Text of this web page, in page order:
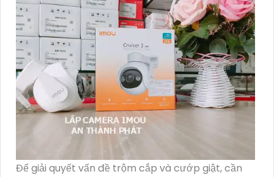
Để giải quyết vấn đề trộm cắp và cướp giật, cần